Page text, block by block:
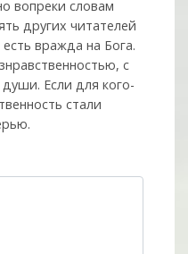
вопреки словам
других читателей
вражда на Бога.
с
Если для кого-
стали